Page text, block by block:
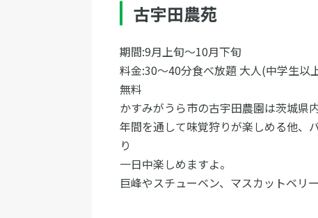
古宇田農苑
期間:9月上旬〜10月下旬
料金:30〜40分食べ放題 大人(中学生
無料
かすみがうら市の古宇田農園は茨城県
年間を通して味覚狩りが楽しめる他、
り
一日中楽しめますよ。
巨峰やスチューベン、マスカットベリ